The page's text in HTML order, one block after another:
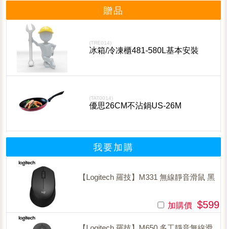
贈品
(TRE014)
冰箱/冷凍櫃481-580L基本安裝
(TAT0014)
優思26CM不沾鍋US-26M
我要加購
【Logitech 羅技】M331 無線靜音滑鼠 黑
加購價 $599